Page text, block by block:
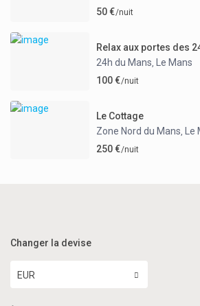
50 €/nuit
Relax aux portes des
24h du Mans Le Mans
100 €/nuit
Le Cottage
Zone Nord du Mans Le
250 €/nuit
Changer la devise
EUR